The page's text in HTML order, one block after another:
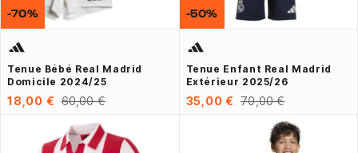
Tenue Bébé Real Madrid
Domicile 2024/25
18,00 € 60,00 €
-70%
Tenue Enfant Real Madrid
Extérieur 2025/26
35,00 € 70,00 €
-50%